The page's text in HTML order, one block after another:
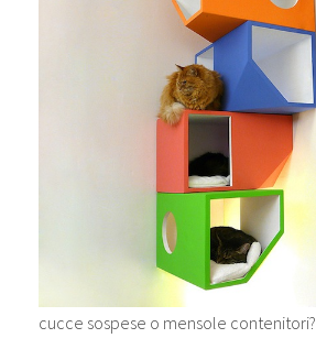
cucce sospese o mensole contenitori?